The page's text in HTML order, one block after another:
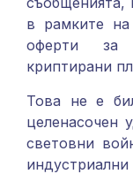
в рамките
оферти за
криптирани
Това не е
целенасочен
световни